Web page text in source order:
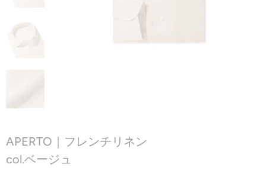
APERTO｜フレンチリネン
col.ベージュ